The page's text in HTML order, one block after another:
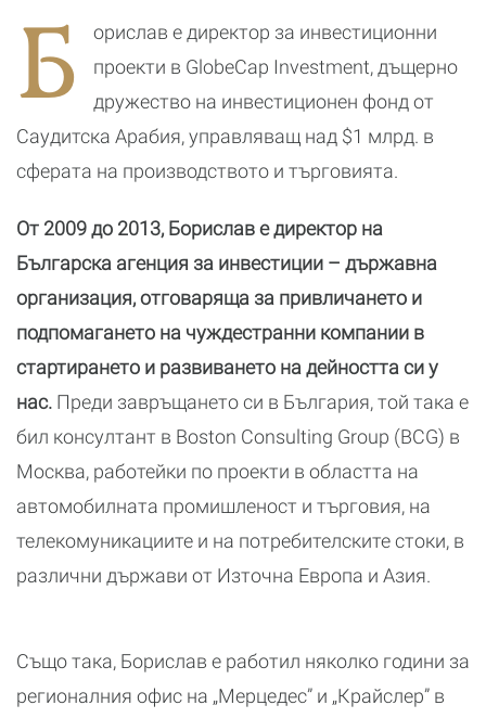
Б
орислав е директор за инвестиционни
проекти в GlobeCap Investment, дъщерно
дружество на инвестиционен фонд от
Саудитска Арабия, управляващ над $1 млрд. в
сферата на производството и търговията.
От 2009 до 2013, Борислав е директор на
Българска агенция за инвестиции – държавна
организация, отговаряща за привличането и
подпомагането на чуждестранни компании в
стартирането и развиването на дейността си у
нас. Преди завръщането си в България, той така е
бил консултант в Boston Consulting Group (BCG) в
Москва, работейки по проекти в областта на
автомобилната промишленост и търговия, на
телекомуникациите и на потребителските стоки, в
различни държави от Източна Европа и Азия.
Също така, Борислав е работил няколко години за
регионалния офис на „Мерцедес” и „Крайслер” в